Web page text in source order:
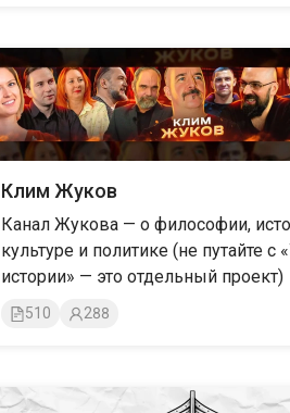
Клим Жуков
Канал Жукова — о философии,
культуре и политике (не путайте с
истории» — это отдельный проект)
510 288